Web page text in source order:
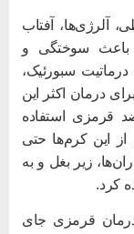
آفتاب
سوختگی و
سبورئیک،
اکثر این
قرمزی استفاده
این کرم‌ها حتی
زیر بغل و به
قرمزی جای